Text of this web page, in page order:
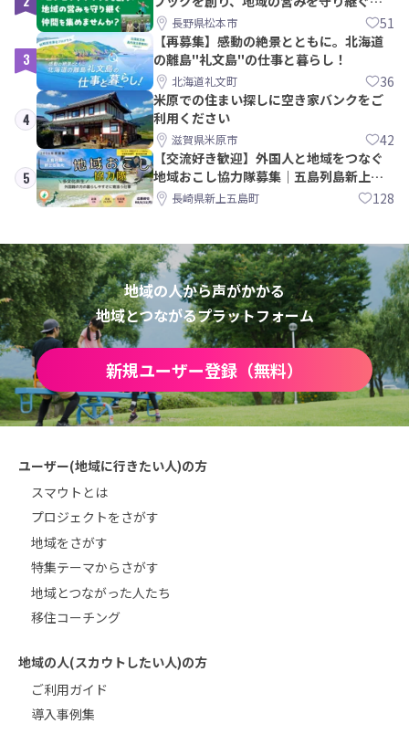
間を集めませんか？
長野県松本市 51
3
【再募集】感動の絶景とともに。北海道
の離島"礼文島"の仕事と暮らし！
北海道礼文町 36
4
米原での住まい探しに空き家バンクをご
利用ください
滋賀県米原市 42
5
【交流好き歓迎】外国人と地域をつなぐ
地域おこし協力隊募集｜五島列島新上五
島町長崎県新上五島町 128
地域の人から声がかかる
地域とつながるプラットフォーム
新規ユーザー登録（無料）
ユーザー(地域に行きたい人)の方
スマウトとは
プロジェクトをさがす
地域をさがす
特集テーマからさがす
地域とつながった人たち
移住コーチング
地域の人(スカウトしたい人)の方
ご利用ガイド
導入事例集